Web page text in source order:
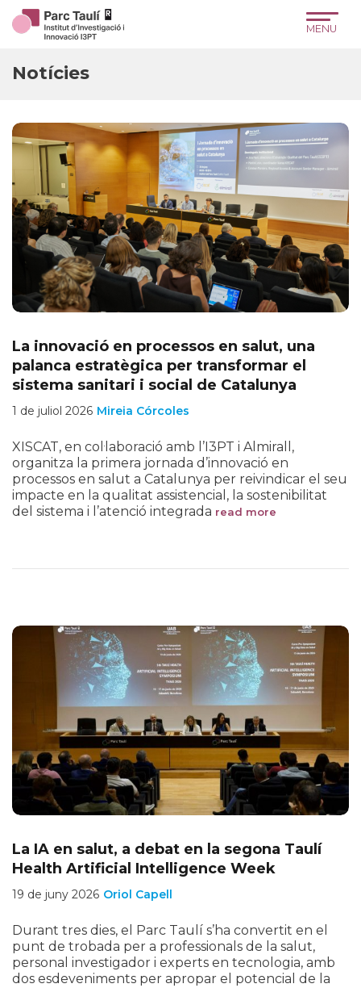
Skip
to
Content
Skip
to
navigation
Site
map
Notícies
La innovació en processos en salut, una
palanca estratègica per transformar el
sistema sanitari i social de Catalunya
Mireia Córcoles
1 de juliol 2026
XISCAT, en col·laboració amb l’I3PT i Almirall,
organitza la primera jornada d’innovació en
processos en salut a Catalunya per reivindicar el seu
impacte en la qualitat assistencial, la sostenibilitat
del sistema i l’atenció integrada read more
La IA en salut, a debat en la segona Taulí
Health Artificial Intelligence Week
Oriol Capell
19 de juny 2026
Durant tres dies, el Parc Taulí s’ha convertit en el
punt de trobada per a professionals de la salut,
personal investigador i experts en tecnologia, amb
dos esdeveniments per apropar el potencial de la